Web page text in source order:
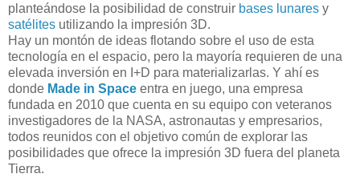
planteándose la posibilidad de construir bases lunares y
satélites utilizando la impresión 3D.
Hay un montón de ideas flotando sobre el uso de esta
tecnología en el espacio, pero la mayoría requieren de una
elevada inversión en I+D para materializarlas. Y ahí es
donde Made in Space entra en juego, una empresa
fundada en 2010 que cuenta en su equipo con veteranos
investigadores de la NASA, astronautas y empresarios,
todos reunidos con el objetivo común de explorar las
posibilidades que ofrece la impresión 3D fuera del planeta
Tierra.